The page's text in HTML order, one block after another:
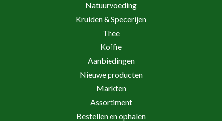
Natuurvoeding
Kruiden & Specerijen
Thee
Koffie
Aanbiedingen
Nieuwe producten
Markten
Assortiment
Bestellen en ophalen